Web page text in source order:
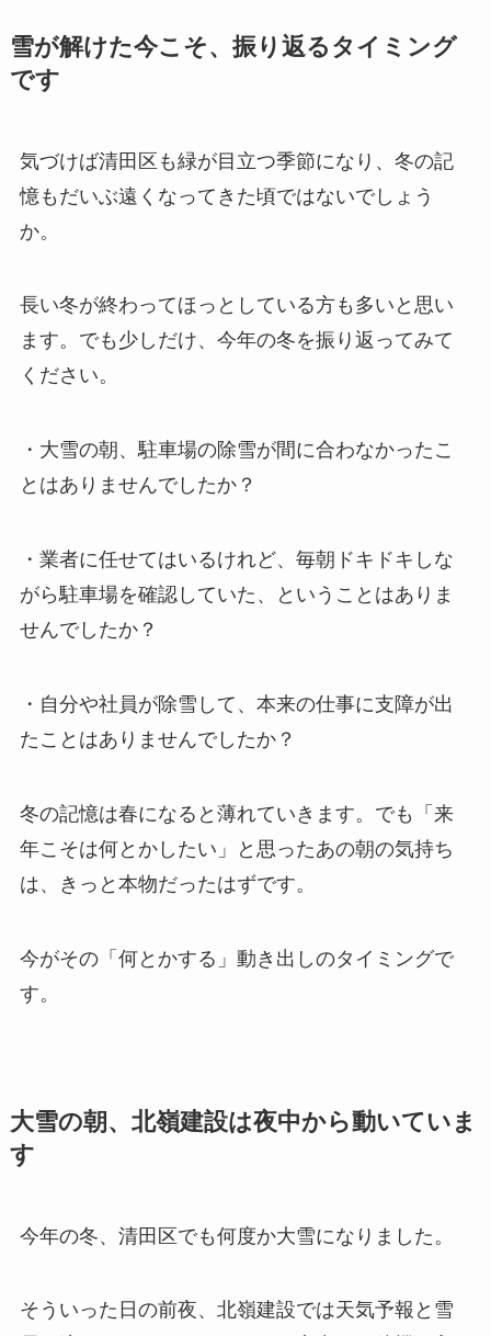
雪が解けた今こそ、振り返るタイミング
です
気づけば清田区も緑が目立つ季節になり、冬の記
憶もだいぶ遠くなってきた頃ではないでしょう
か。
長い冬が終わってほっとしている方も多いと思い
ます。でも少しだけ、今年の冬を振り返ってみて
ください。
・大雪の朝、駐車場の除雪が間に合わなかったこ
とはありませんでしたか？
・業者に任せてはいるけれど、毎朝ドキドキしな
がら駐車場を確認していた、ということはありま
せんでしたか？
・自分や社員が除雪して、本来の仕事に支障が出
たことはありませんでしたか？
冬の記憶は春になると薄れていきます。でも「来
年こそは何とかしたい」と思ったあの朝の気持ち
は、きっと本物だったはずです。
今がその「何とかする」動き出しのタイミングで
す。
大雪の朝、北嶺建設は夜中から動いていま
す
今年の冬、清田区でも何度か大雪になりました。
そういった日の前夜、北嶺建設では天気予報と雪